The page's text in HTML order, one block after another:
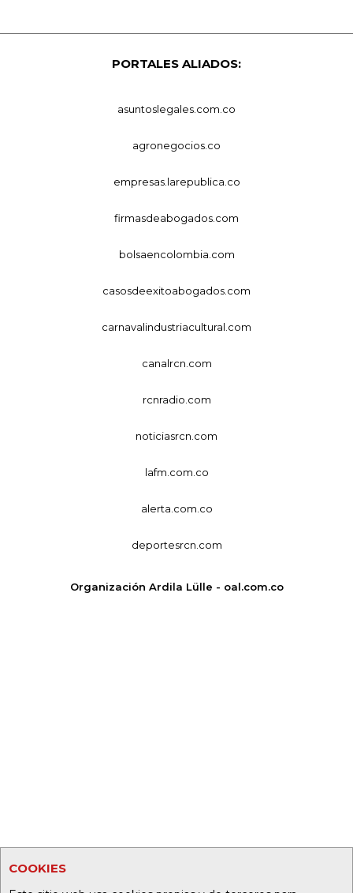
COOKIES
PORTALES ALIADOS:
asuntoslegales.com.co
agronegocios.co
empresas.larepublica.co
firmasdeabogados.com
bolsaencolombia.com
casosdeexitoabogados.com
carnavalindustriacultural.com
canalrcn.com
rcnradio.com
noticiasrcn.com
lafm.com.co
alerta.com.co
deportesrcn.com
Organización Ardila Lülle - oal.com.co